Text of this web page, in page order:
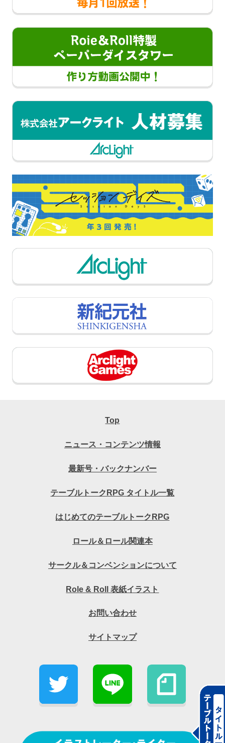
Top
ニュース・コンテンツ情報
最新号・バックナンバー
テーブルトークRPG タイトル一覧
はじめてのテーブルトークRPG
ロール＆ロール関連本
サークル＆コンベンションについて
Role & Roll 表紙イラスト
お問い合わせ
サイトマップ